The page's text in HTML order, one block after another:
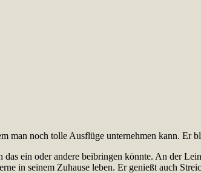
man noch tolle Ausflüge unternehmen kann. Er
ein oder andere beibringen könnte. An der
in seinem Zuhause leben. Er genießt auch